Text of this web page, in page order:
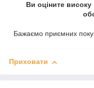
Ви оціните високу
Бажаємо приємних
Приховати